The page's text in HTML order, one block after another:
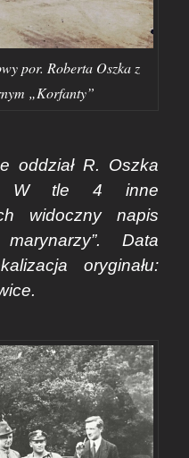
por. Roberta Oszka z
„Korfanty”
oddział R. Oszka
W tle 4 inne
widoczny napis
Data
oryginału: